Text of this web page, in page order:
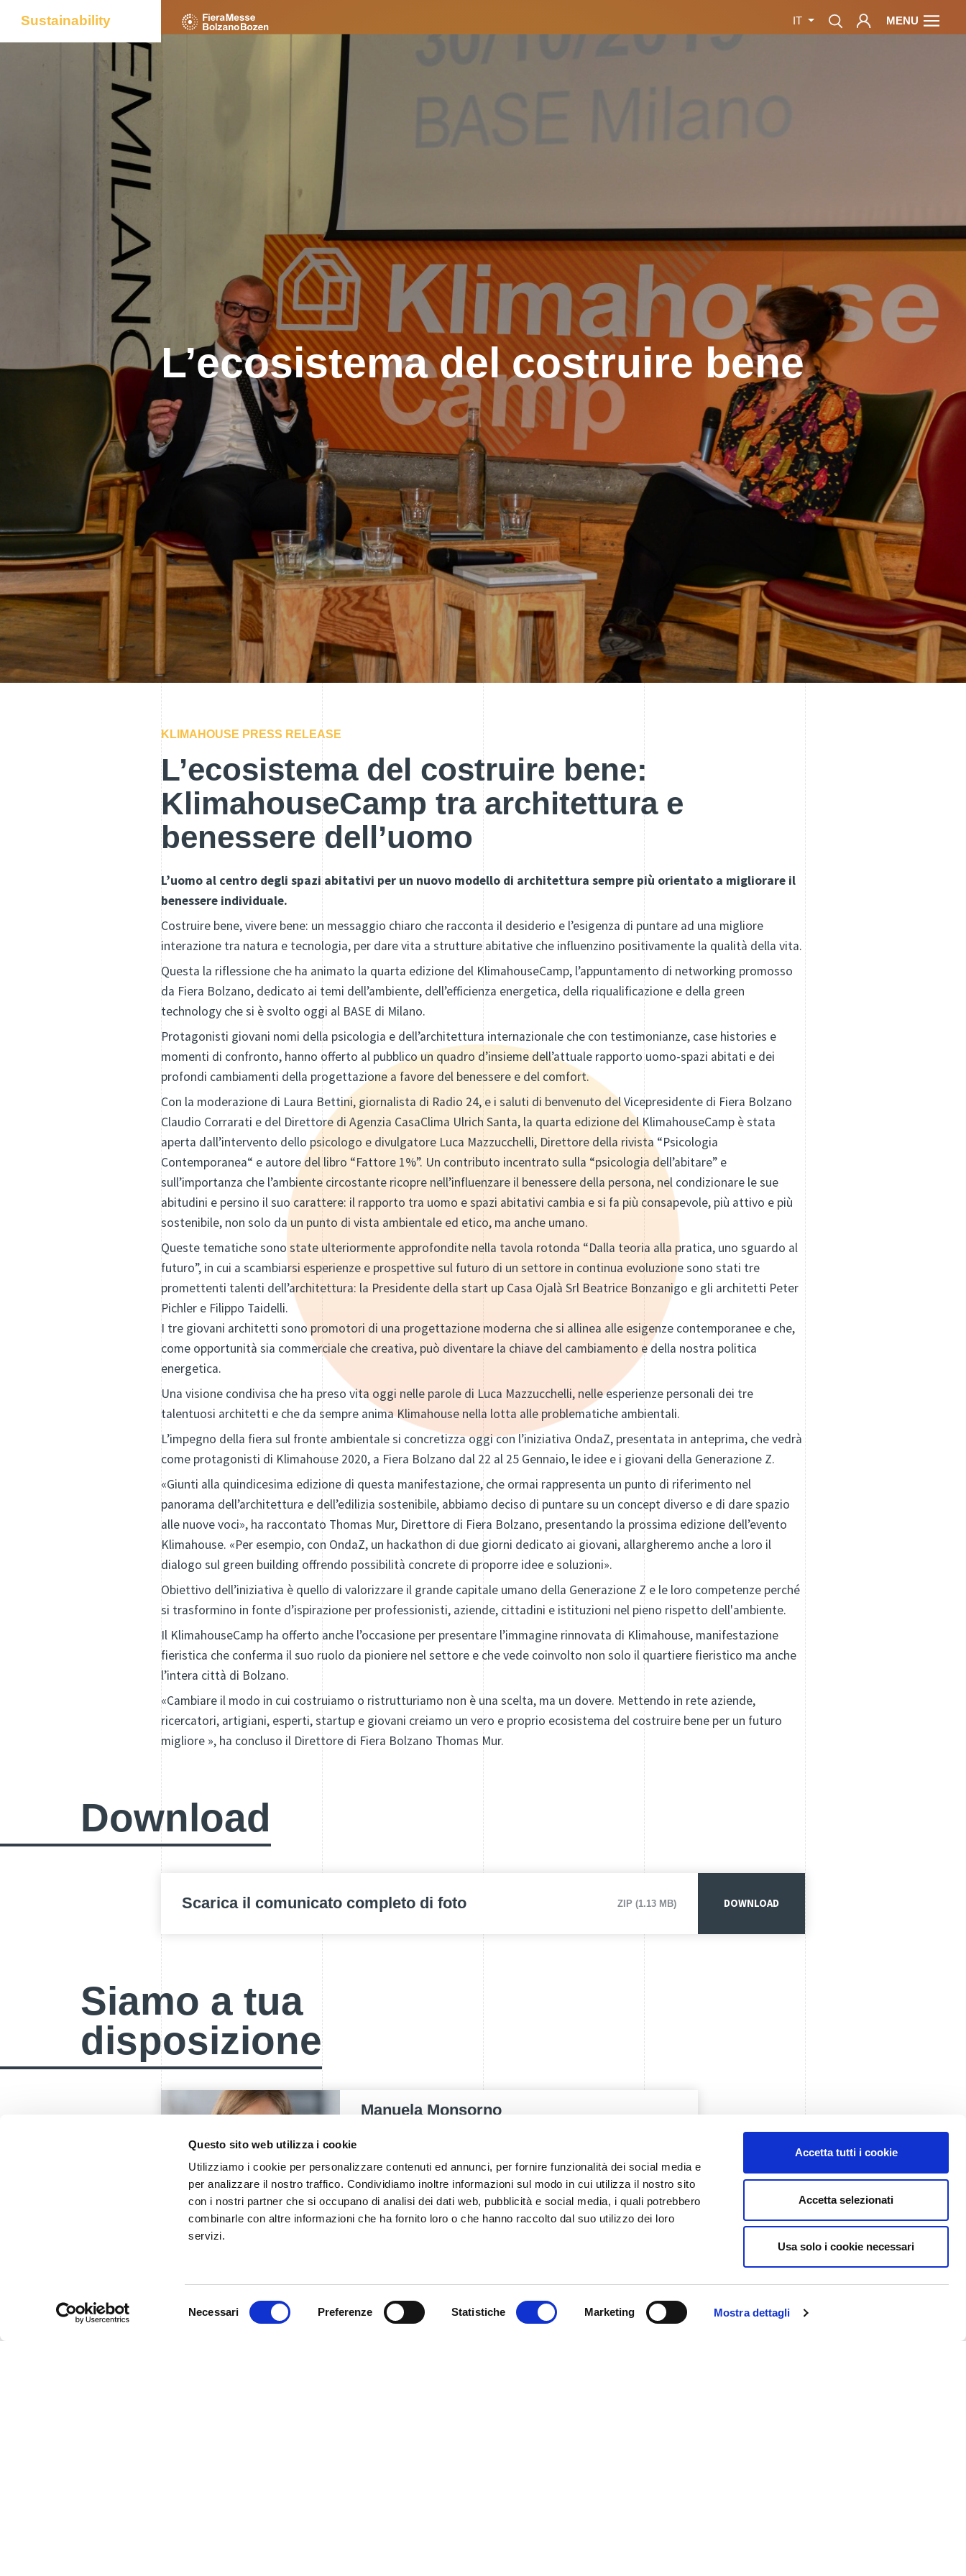
Questo sito web utilizza i cookie
Utilizziamo i cookie per personalizzare contenuti ed annunci, per fornire funzionalità dei social media e
per analizzare il nostro traffico. Condividiamo inoltre informazioni sul modo in cui utilizza il nostro sito
con i nostri partner che si occupano di analisi dei dati web, pubblicità e social media, i quali potrebbero
combinarle con altre informazioni che ha fornito loro o che hanno raccolto dal suo utilizzo dei loro
servizi.
Necessari Preferenze Statistiche Marketing Mostra dettagli
Accetta tutti i cookie
Accetta selezionati
Usa solo i cookie necessari
Sustainability IT MENU
L’ecosistema del costruire bene
KLIMAHOUSE PRESS RELEASE
L’ecosistema del costruire bene:
KlimahouseCamp tra architettura e
benessere dell’uomo
L’uomo al centro degli spazi abitativi per un nuovo modello di architettura sempre più orientato a migliorare il
benessere individuale.
Costruire bene, vivere bene: un messaggio chiaro che racconta il desiderio e l’esigenza di puntare ad una migliore
interazione tra natura e tecnologia, per dare vita a strutture abitative che influenzino positivamente la qualità della vita.
Questa la riflessione che ha animato la quarta edizione del KlimahouseCamp, l’appuntamento di networking promosso
da Fiera Bolzano, dedicato ai temi dell’ambiente, dell’efficienza energetica, della riqualificazione e della green
technology che si è svolto oggi al BASE di Milano.
Protagonisti giovani nomi della psicologia e dell’architettura internazionale che con testimonianze, case histories e
momenti di confronto, hanno offerto al pubblico un quadro d’insieme dell’attuale rapporto uomo-spazi abitati e dei
profondi cambiamenti della progettazione a favore del benessere e del comfort.
Con la moderazione di Laura Bettini, giornalista di Radio 24, e i saluti di benvenuto del Vicepresidente di Fiera Bolzano
Claudio Corrarati e del Direttore di Agenzia CasaClima Ulrich Santa, la quarta edizione del KlimahouseCamp è stata
aperta dall’intervento dello psicologo e divulgatore Luca Mazzucchelli, Direttore della rivista “Psicologia
Contemporanea“ e autore del libro “Fattore 1%”. Un contributo incentrato sulla “psicologia dell’abitare” e
sull’importanza che l’ambiente circostante ricopre nell’influenzare il benessere della persona, nel condizionare le sue
abitudini e persino il suo carattere: il rapporto tra uomo e spazi abitativi cambia e si fa più consapevole, più attivo e più
sostenibile, non solo da un punto di vista ambientale ed etico, ma anche umano.
Queste tematiche sono state ulteriormente approfondite nella tavola rotonda “Dalla teoria alla pratica, uno sguardo al
futuro”, in cui a scambiarsi esperienze e prospettive sul futuro di un settore in continua evoluzione sono stati tre
promettenti talenti dell’architettura: la Presidente della start up Casa Ojalà Srl Beatrice Bonzanigo e gli architetti Peter
Pichler e Filippo Taidelli.
I tre giovani architetti sono promotori di una progettazione moderna che si allinea alle esigenze contemporanee e che,
come opportunità sia commerciale che creativa, può diventare la chiave del cambiamento e della nostra politica
energetica.
Una visione condivisa che ha preso vita oggi nelle parole di Luca Mazzucchelli, nelle esperienze personali dei tre
talentuosi architetti e che da sempre anima Klimahouse nella lotta alle problematiche ambientali.
L’impegno della fiera sul fronte ambientale si concretizza oggi con l’iniziativa OndaZ, presentata in anteprima, che vedrà
come protagonisti di Klimahouse 2020, a Fiera Bolzano dal 22 al 25 Gennaio, le idee e i giovani della Generazione Z.
«Giunti alla quindicesima edizione di questa manifestazione, che ormai rappresenta un punto di riferimento nel
panorama dell’architettura e dell’edilizia sostenibile, abbiamo deciso di puntare su un concept diverso e di dare spazio
alle nuove voci», ha raccontato Thomas Mur, Direttore di Fiera Bolzano, presentando la prossima edizione dell’evento
Klimahouse. «Per esempio, con OndaZ, un hackathon di due giorni dedicato ai giovani, allargheremo anche a loro il
dialogo sul green building offrendo possibilità concrete di proporre idee e soluzioni».
Obiettivo dell’iniziativa è quello di valorizzare il grande capitale umano della Generazione Z e le loro competenze perché
si trasformino in fonte d’ispirazione per professionisti, aziende, cittadini e istituzioni nel pieno rispetto dell'ambiente.
Il KlimahouseCamp ha offerto anche l’occasione per presentare l’immagine rinnovata di Klimahouse, manifestazione
fieristica che conferma il suo ruolo da pioniere nel settore e che vede coinvolto non solo il quartiere fieristico ma anche
l’intera città di Bolzano.
«Cambiare il modo in cui costruiamo o ristrutturiamo non è una scelta, ma un dovere. Mettendo in rete aziende,
ricercatori, artigiani, esperti, startup e giovani creiamo un vero e proprio ecosistema del costruire bene per un futuro
migliore », ha concluso il Direttore di Fiera Bolzano Thomas Mur.
Download
Scarica il comunicato completo di foto ZIP (1.13 MB) DOWNLOAD
Siamo a tua
disposizione
Manuela Monsorno
T.
+39 0471 516092
E.
manuela.monsorno@fieramesse.com
DE IT EN